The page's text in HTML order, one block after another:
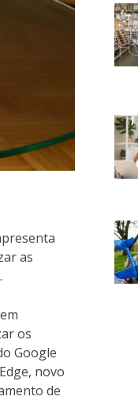
as
os
Google
novo
de